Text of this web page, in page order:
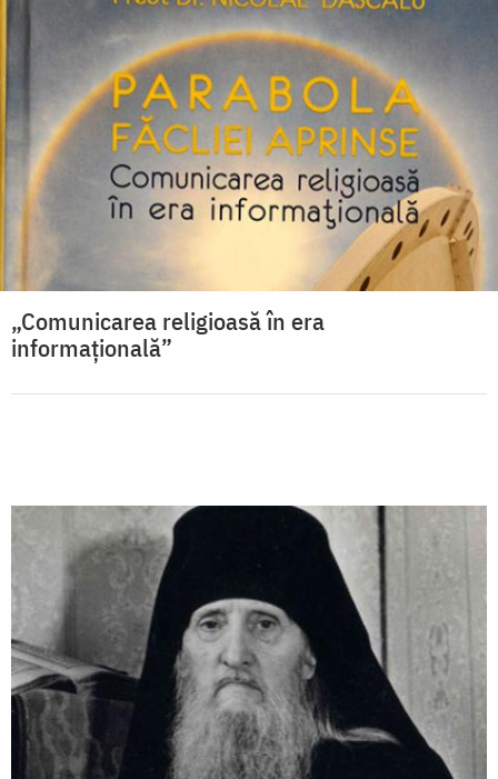
„Comunicarea religioasă în era
informaţională”